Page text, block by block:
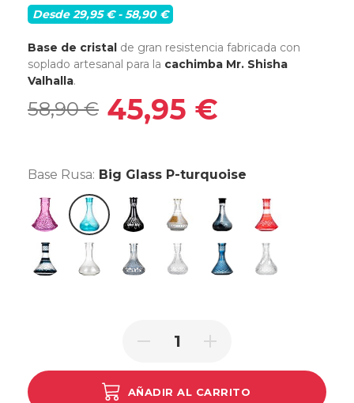
Desde 29,95 € - 58,90 €
Base de cristal de gran resistencia fabricada con
soplado artesanal para la cachimba Mr. Shisha
Valhalla.
58,90 € 45,95 €
Base Rusa: Big Glass P-turquoise
Lowpoly Big Pink
Big Glass P-turquoise
Big Glass N Black
EgyptianFrozen BlackTallada Roja
Tallada NegraGota de Agua Rayada
Imperial Ahumada
Imperial ClearCrystal BlueNexa Clear
AÑADIR AL CARRITO